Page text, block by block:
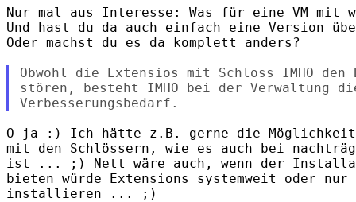
Nur mal aus Interesse: Was für eine VM mit
Und hast du da auch einfach eine Version
Oder machst du es da komplett anders?
Obwohl die Extensios mit Schloss IMHO
stören, besteht IMHO bei der Verwaltung
O ja :) Ich hätte z.B. gerne die Möglichkeit
mit den Schlössern, wie es auch bei
ist ... ;) Nett wäre auch, wenn der
bieten würde Extensions systemweit oder
installieren ... ;)